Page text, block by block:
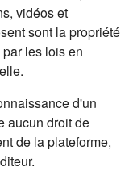
vidéos et
sont la propriété
les lois en
d'un
aucun droit de
de la plateforme,